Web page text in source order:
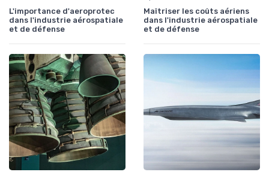
L'importance d'aeroprotec
dans l'industrie aérospatiale
et de défense
Maîtriser les coûts aériens
dans l'industrie aérospatiale
et de défense